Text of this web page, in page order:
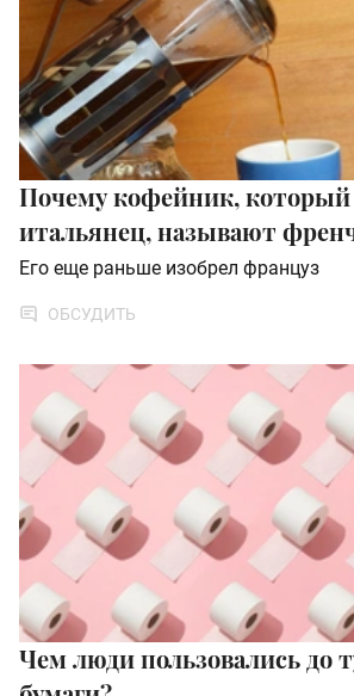
Почему кофейник, который
итальянец, называют
Его еще раньше изобрел француз
ОБСУДИТЬ
Чем люди пользовались до